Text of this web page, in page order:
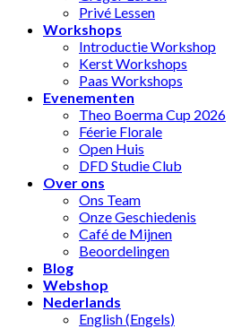
Privé Lessen
Workshops
Introductie Workshop
Kerst Workshops
Paas Workshops
Evenementen
Theo Boerma Cup 2026
Féerie Florale
Open Huis
DFD Studie Club
Over ons
Ons Team
Onze Geschiedenis
Café de Mijnen
Beoordelingen
Blog
Webshop
Nederlands
English(Engels)